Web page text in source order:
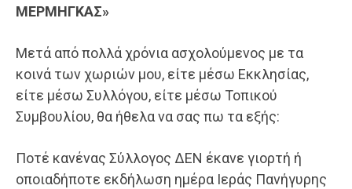
ΜΕΡΜΗΓΚΑΣ»
Μετά από πολλά χρόνια ασχολούμενος με τα
κοινά των χωριών μου, είτε μέσω Εκκλησίας,
είτε μέσω Συλλόγου, είτε μέσω Τοπικού
Συμβουλίου, θα ήθελα να σας πω τα εξής:
Ποτέ κανένας Σύλλογος ΔΕΝ έκανε γιορτή ή
οποιαδήποτε εκδήλωση ημέρα Ιεράς Πανήγυρης